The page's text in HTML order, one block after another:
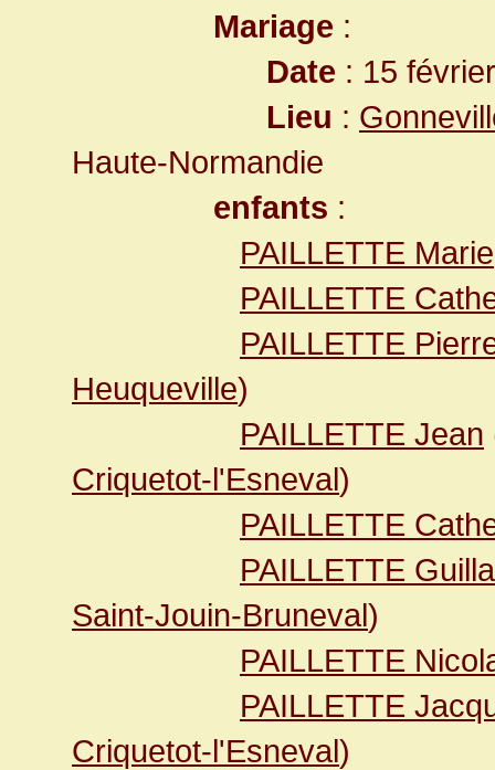
Mariage :
Date : 15
Lieu :
Haute-Normandie
enfants :
PAILLETTE Marie
PAILLETTE
PAILLETTE
Heuqueville)
PAILLETTE Jean
Criquetot-l'Esneval)
PAILLETTE
PAILLETTE
Saint-Jouin-Bruneval)
PAILLETTE
PAILLETTE
Criquetot-l'Esneval)